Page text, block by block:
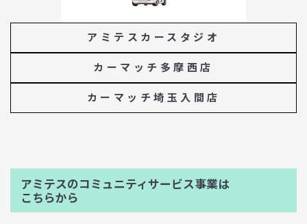
アミテスカースタジオ
カーマッチ多摩西店
カーマッチ埼玉入間店
アミテスのコミュニティサービス事業は
こちらから